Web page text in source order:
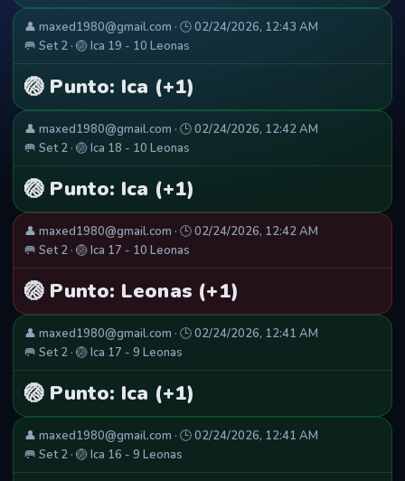
👤 maxed1980@gmail.com · 🕒 02/24/2026, 12:43 AM
🥅 Set 2 · 🏐 Ica 19 - 10 Leonas
🏐 Punto: Ica (+1)
👤 maxed1980@gmail.com · 🕒 02/24/2026, 12:42 AM
🥅 Set 2 · 🏐 Ica 18 - 10 Leonas
🏐 Punto: Ica (+1)
👤 maxed1980@gmail.com · 🕒 02/24/2026, 12:42 AM
🥅 Set 2 · 🏐 Ica 17 - 10 Leonas
🏐 Punto: Leonas (+1)
👤 maxed1980@gmail.com · 🕒 02/24/2026, 12:41 AM
🥅 Set 2 · 🏐 Ica 17 - 9 Leonas
🏐 Punto: Ica (+1)
👤 maxed1980@gmail.com · 🕒 02/24/2026, 12:41 AM
🥅 Set 2 · 🏐 Ica 16 - 9 Leonas